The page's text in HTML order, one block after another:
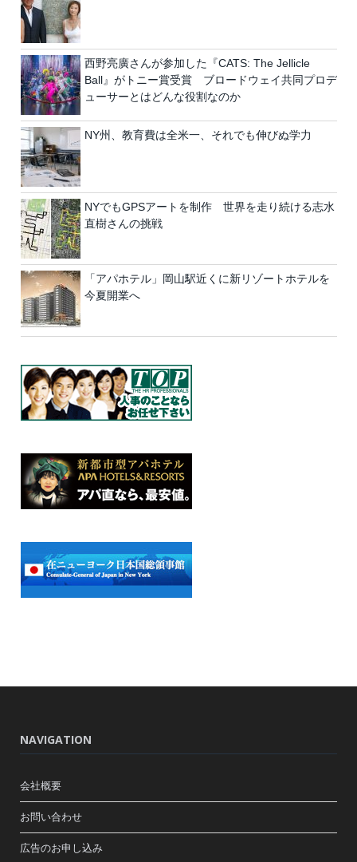
西野亮廣さんが参加した『CATS: The Jellicle
Ball』がトニー賞受賞 ブロードウェイ共同プロデ
ューサーとはどんな役割なのか
NY州、教育費は全米一、それでも伸びぬ学力
NYでもGPSアートを制作 世界を走り続ける志水
直樹さんの挑戦
「アパホテル」岡山駅近くに新リゾートホテルを
今夏開業へ
NAVIGATION
会社概要
お問い合わせ
広告のお申し込み